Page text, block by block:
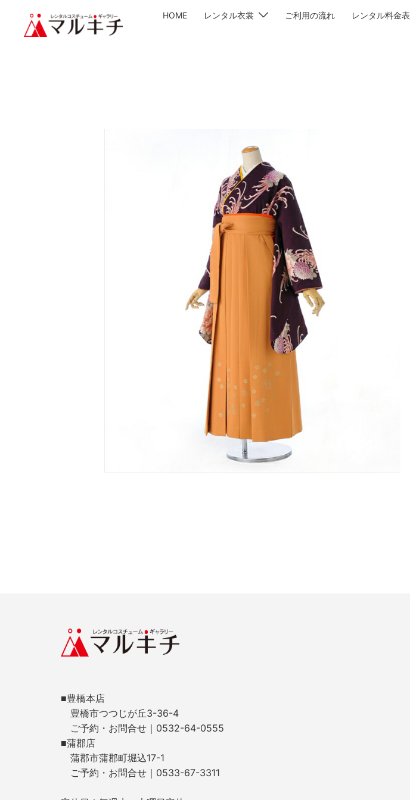
HOME レンタル衣裳 ご利用の流れ レンタル料金表
■豊橋本店
豊橋市つつじが丘3-36-4
ご予約・お問合せ｜0532-64-0555
■蒲郡店
蒲郡市蒲郡町堀込17-1
ご予約・お問合せ｜0533-67-3311